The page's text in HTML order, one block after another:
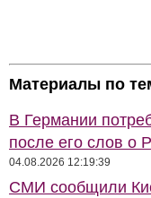
Материалы по
В Германии
после его слов о
04.08.2026 12:19:39
СМИ сообщили